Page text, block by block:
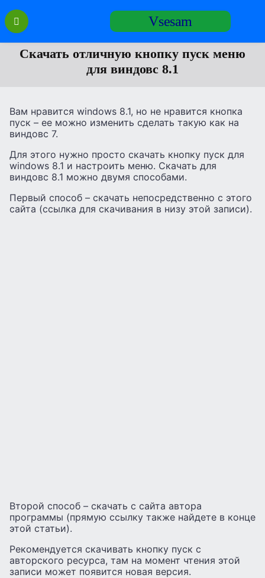
Перейти
содержанию
Vsesam
Скачать отличную кнопку пуск меню
для виндовс 8.1
Вам нравится windows 8.1, но не нравится кнопка
пуск – ее можно изменить сделать такую как на
виндовс 7.
Для этого нужно просто скачать кнопку пуск для
windows 8.1 и настроить меню. Скачать для
виндовс 8.1 можно двумя способами.
Первый способ – скачать непосредственно с этого
сайта (ссылка для скачивания в низу этой записи).
Второй способ – скачать с сайта автора
программы (прямую ссылку также найдете в конце
этой статьи).
Рекомендуется скачивать кнопку пуск с
авторского ресурса, там на момент чтения этой
записи может появится новая версия.